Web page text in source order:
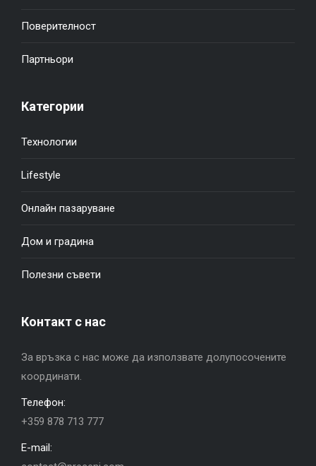
Поверителност
Партньори
Категории
Технологии
Lifestyle
Онлайн пазаруване
Дом и градина
Полезни съвети
Контакт с нас
За връзка с нас може да използвате долупосочените
координати.
Телефон:
+359 878 713 777
E-mail: